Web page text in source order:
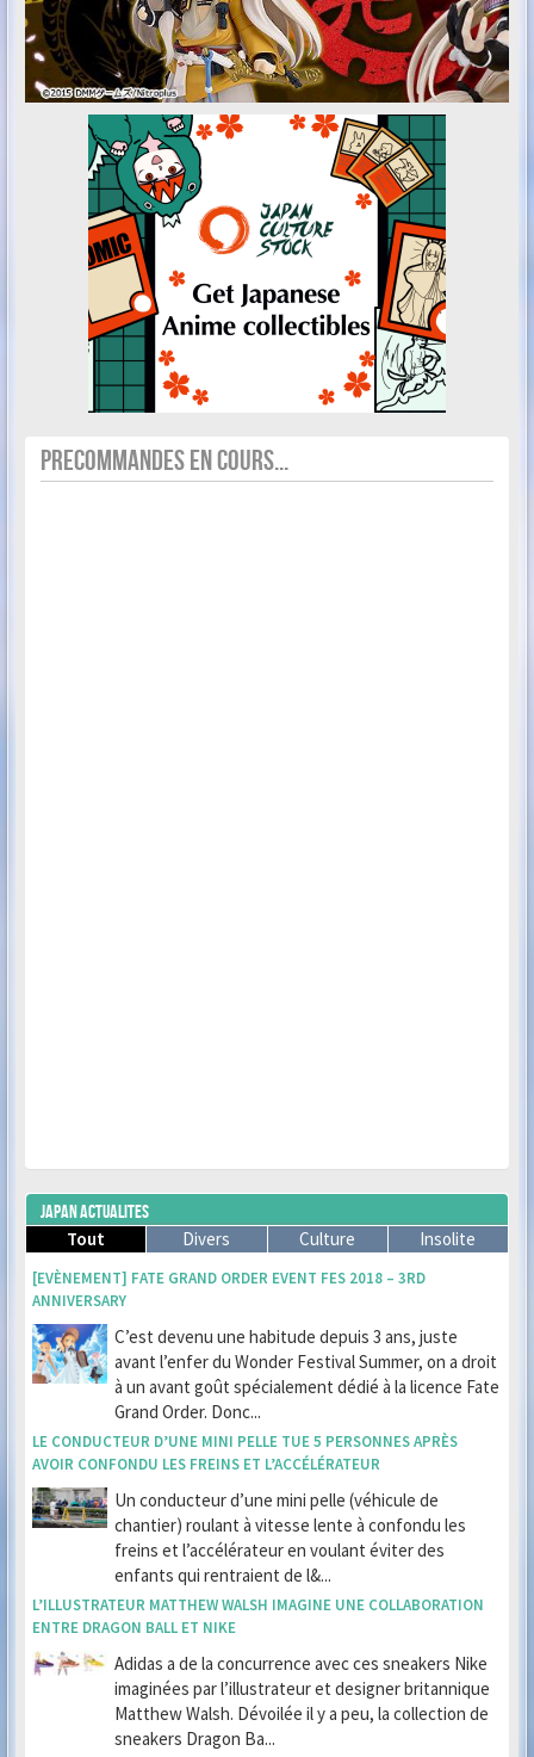
PRECOMMANDES EN COURS...
JAPAN ACTUALITES
Tout
Divers Culture Insolite
[EVÈNEMENT] FATE GRAND ORDER EVENT FES 2018 – 3RD
ANNIVERSARY
C’est devenu une habitude depuis 3 ans, juste
avant l’enfer du Wonder Festival Summer, on a droit
à un avant goût spécialement dédié à la licence Fate
Grand Order. Donc...
LE CONDUCTEUR D’UNE MINI PELLE TUE 5 PERSONNES APRÈS
AVOIR CONFONDU LES FREINS ET L’ACCÉLÉRATEUR
Un conducteur d’une mini pelle (véhicule de
chantier) roulant à vitesse lente à confondu les
freins et l’accélérateur en voulant éviter des
enfants qui rentraient de l&...
L’ILLUSTRATEUR MATTHEW WALSH IMAGINE UNE COLLABORATION
ENTRE DRAGON BALL ET NIKE
Adidas a de la concurrence avec ces sneakers Nike
imaginées par l’illustrateur et designer britannique
Matthew Walsh. Dévoilée il y a peu, la collection de
sneakers Dragon Ba...